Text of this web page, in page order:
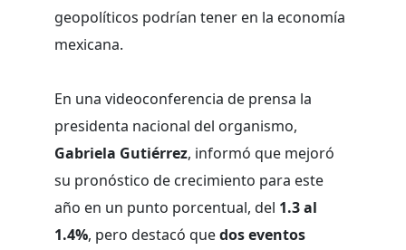
geopolíticos podrían tener en la economía
mexicana.
En una videoconferencia de prensa la
presidenta nacional del organismo,
Gabriela Gutiérrez, informó que mejoró
su pronóstico de crecimiento para este
año en un punto porcentual, del 1.3 al
1.4%, pero destacó quedos eventos